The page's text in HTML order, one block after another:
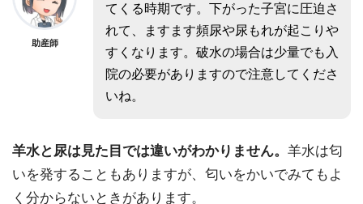
助産師
てくる時期です。下がった子宮に圧迫さ
れて、ますます頻尿や尿もれが起こりや
すくなります。破水の場合は少量でも入
院の必要がありますので注意してくださ
いね。
羊水と尿は見た目では違いがわかりません。 羊水は匂
いを発することもありますが、匂いをかいでみてもよ
く分からないときがあります。